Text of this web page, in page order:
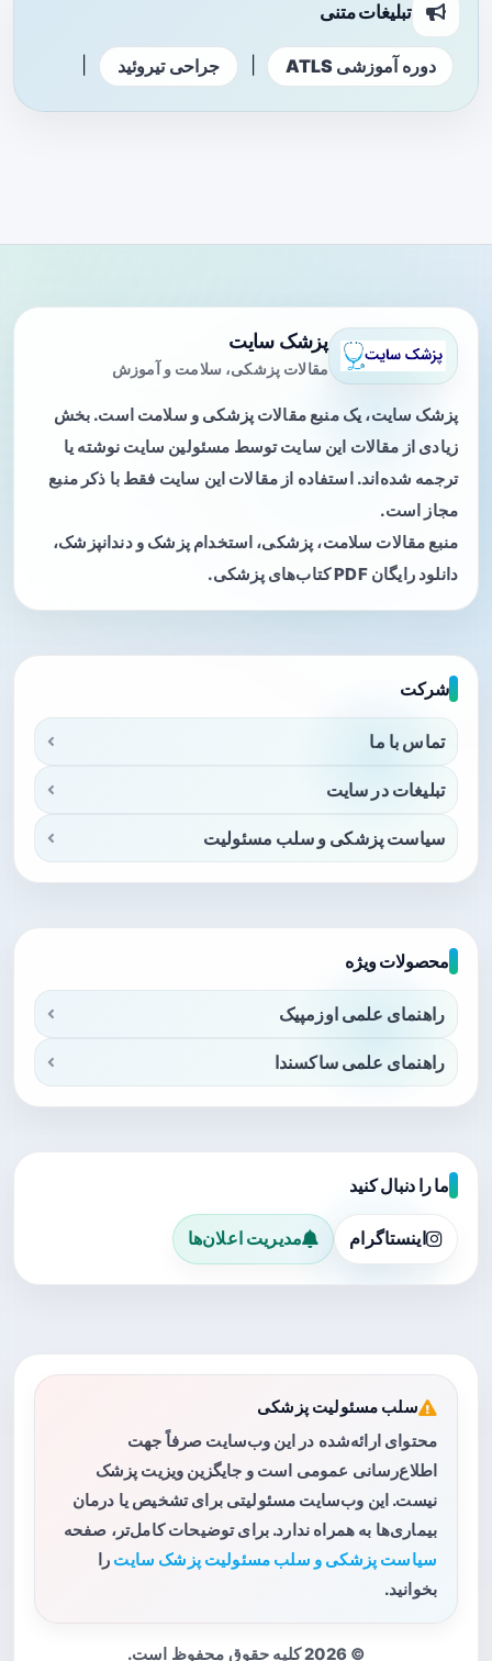
تبلیغات متنی
دوره آموزشی ATLS جراحی تیروئید
پزشک سایت
مقالات پزشکی، سلامت و آموزش
پزشک سایت، یک منبع مقالات پزشکی و سلامت است. بخش
زیادی از مقالات این سایت توسط مسئولین سایت نوشته یا
ترجمه شده‌اند. استفاده از مقالات این سایت فقط با ذکر منبع
مجاز است.
منبع مقالات سلامت، پزشکی، استخدام پزشک و دندانپزشک،
دانلود رایگان PDF کتاب‌های پزشکی.
شرکت
تماس با ما
تبلیغات در سایت
سیاست پزشکی و سلب مسئولیت
محصولات ویژه
راهنمای علمی اوزمپیک
راهنمای علمی ساکسندا
ما را دنبال کنید
اینستاگرام مدیریت اعلان‌ها
سلب مسئولیت پزشکی
محتوای ارائه‌شده در این وب‌سایت صرفاً جهت
اطلاع‌رسانی عمومی است و جایگزین ویزیت پزشک
نیست. این وب‌سایت مسئولیتی برای تشخیص یا درمان
بیماری‌ها به همراه ندارد. برای توضیحات کامل‌تر، صفحه
سیاست پزشکی و سلب مسئولیت پزشک سایت را
بخوانید.
© 2026 کلیه حقوق محفوظ است.